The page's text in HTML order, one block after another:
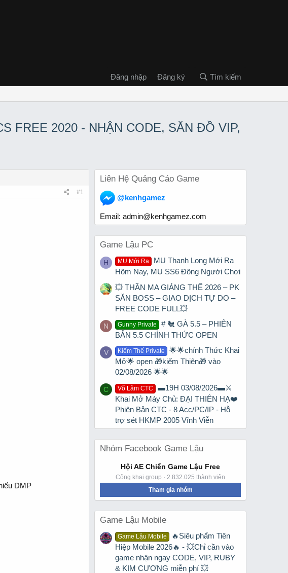
Đăng nhập Đăng ký Tìm kiếm
FREE 2020 - NHẬN CODE, SĂN ĐỒ VIP,
#1
DMP
Liên Hệ Quảng Cáo Game
@kenhgamez
Email: admin@kenhgamez.com
Game Lậu PC
H MU Mới Ra
MU Thanh Long Mới Ra
Hôm Nay, MU SS6 Đông Người Chơi
💥 THẦN MA GIÁNG THẾ 2026 – PK
SĂN BOSS – GIAO DỊCH TỰ DO –
FREE CODE FULL💥
N Gunny Private
# 🐔 GÀ 5.5 – PHIÊN
BẢN 5.5 CHÍNH THỨC OPEN
V Kiếm Thế Private
🌟🌟chính Thức Khai
Mở🌟 open 🎁kiếm Thiên🎁 vào
02/08/2026 🌟🌟
C Võ Lâm CTC
▬19H 03/08/2026▬⚔️
Khai Mở Máy Chủ: ĐẠI THIÊN HẠ❤️
Phiên Bản CTC - 8 Acc/PC/IP - Hỗ
trợ sét HKMP 2005 Vĩnh Viễn
Nhóm Facebook Game Lậu
Hội AE Chiến Game Lậu Free
Công khai group · 2.832.025 thành viên
Tham gia nhóm
Game Lậu Mobile
Game Lậu Mobile
🔥Siêu phẩm Tiên
Hiệp Mobile 2026🔥 - 💥Chỉ cần vào
game nhận ngay CODE, VIP, RUBY
& KIM CƯƠNG miễn phí 💥